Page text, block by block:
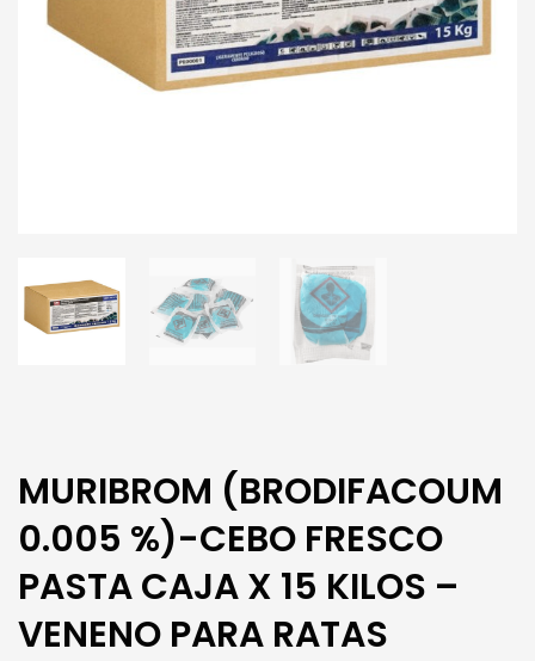
MURIBROM (BRODIFACOUM
0.005 %)-CEBO FRESCO
PASTA CAJA X 15 KILOS –
VENENO PARA RATAS